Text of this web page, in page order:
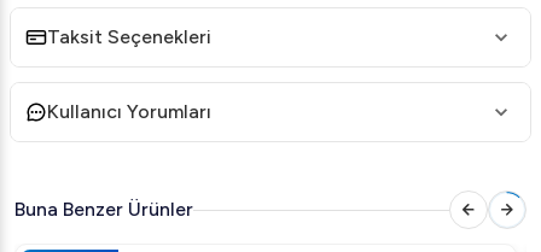
Kapasite:45 litre su haznesi ve 4 adet demlik ile aynı
anda büyük miktarda çay hazırlanabilir.
Paslanmaz Çelik Gövde:Uzun ömürlü ve dayanıklı bir
kullanım sunar.
Taksit Seçenekleri
Kullanıcı Yorumları
Buna Benzer Ürünler